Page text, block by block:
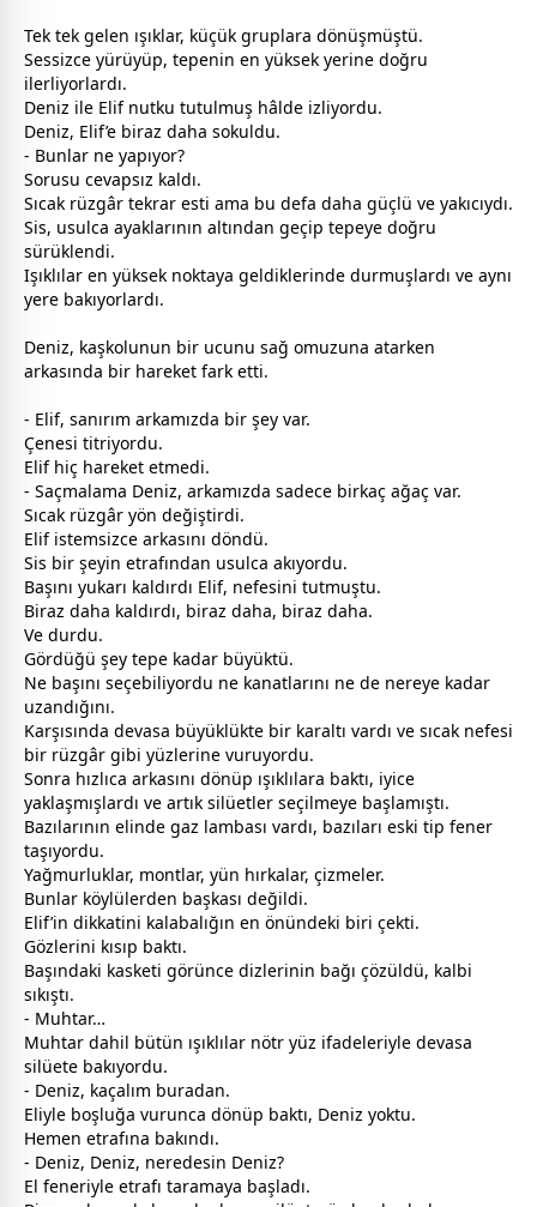
Tek tek gelen ışıklar, küçük gruplara dönüşmüştü.
Sessizce yürüyüp, tepenin en yüksek yerine doğru
ilerliyorlardı.
Deniz ile Elif nutku tutulmuş hâlde izliyordu.
Deniz, Elif’e biraz daha sokuldu.
- Bunlar ne yapıyor?
Sorusu cevapsız kaldı.
Sıcak rüzgâr tekrar esti ama bu defa daha güçlü ve yakıcıydı.
Sis, usulca ayaklarının altından geçip tepeye doğru
sürüklendi.
Işıklılar en yüksek noktaya geldiklerinde durmuşlardı ve aynı
yere bakıyorlardı.
Deniz, kaşkolunun bir ucunu sağ omuzuna atarken
arkasında bir hareket fark etti.
- Elif, sanırım arkamızda bir şey var.
Çenesi titriyordu.
Elif hiç hareket etmedi.
- Saçmalama Deniz, arkamızda sadece birkaç ağaç var.
Sıcak rüzgâr yön değiştirdi.
Elif istemsizce arkasını döndü.
Sis bir şeyin etrafından usulca akıyordu.
Başını yukarı kaldırdı Elif, nefesini tutmuştu.
Biraz daha kaldırdı, biraz daha, biraz daha.
Ve durdu.
Gördüğü şey tepe kadar büyüktü.
Ne başını seçebiliyordu ne kanatlarını ne de nereye kadar
uzandığını.
Karşısında devasa büyüklükte bir karaltı vardı ve sıcak nefesi
bir rüzgâr gibi yüzlerine vuruyordu.
Sonra hızlıca arkasını dönüp ışıklılara baktı, iyice
yaklaşmışlardı ve artık silüetler seçilmeye başlamıştı.
Bazılarının elinde gaz lambası vardı, bazıları eski tip fener
taşıyordu.
Yağmurluklar, montlar, yün hırkalar, çizmeler.
Bunlar köylülerden başkası değildi.
Elif’in dikkatini kalabalığın en önündeki biri çekti.
Gözlerini kısıp baktı.
Başındaki kasketi görünce dizlerinin bağı çözüldü, kalbi
sıkıştı.
- Muhtar…
Muhtar dahil bütün ışıklılar nötr yüz ifadeleriyle devasa
silüete bakıyordu.
- Deniz, kaçalım buradan.
Eliyle boşluğa vurunca dönüp baktı, Deniz yoktu.
Hemen etrafına bakındı.
- Deniz, Deniz, neredesin Deniz?
El feneriyle etrafı taramaya başladı.